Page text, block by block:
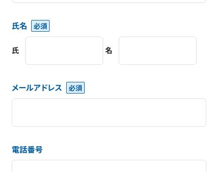
氏名
氏 名
メールアドレス
電話番号